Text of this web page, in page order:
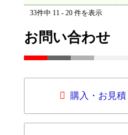
33件中 11 - 20 件を表示
お問い合わせ
購入・お見